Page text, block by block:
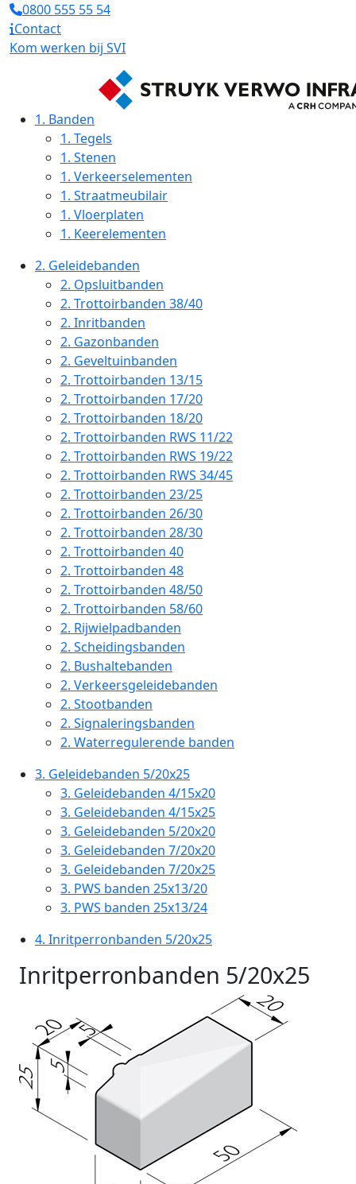
0800 555 55 54
Contact
Kom werken bij SVI
1. Banden
1. Tegels
1. Stenen
1. Verkeerselementen
1. Straatmeubilair
1. Vloerplaten
1. Keerelementen
2. Geleidebanden
2. Opsluitbanden
2. Trottoirbanden 38/40
2. Inritbanden
2. Gazonbanden
2. Geveltuinbanden
2. Trottoirbanden 13/15
2. Trottoirbanden 17/20
2. Trottoirbanden 18/20
2. Trottoirbanden RWS 11/22
2. Trottoirbanden RWS 19/22
2. Trottoirbanden RWS 34/45
2. Trottoirbanden 23/25
2. Trottoirbanden 26/30
2. Trottoirbanden 28/30
2. Trottoirbanden 40
2. Trottoirbanden 48
2. Trottoirbanden 48/50
2. Trottoirbanden 58/60
2. Rijwielpadbanden
2. Scheidingsbanden
2. Bushaltebanden
2. Verkeersgeleidebanden
2. Stootbanden
2. Signaleringsbanden
2. Waterregulerende banden
3. Geleidebanden 5/20x25
3. Geleidebanden 4/15x20
3. Geleidebanden 4/15x25
3. Geleidebanden 5/20x20
3. Geleidebanden 7/20x20
3. Geleidebanden 7/20x25
3. PWS banden 25x13/20
3. PWS banden 25x13/24
4. Inritperronbanden 5/20x25
Inritperronbanden 5/20x25